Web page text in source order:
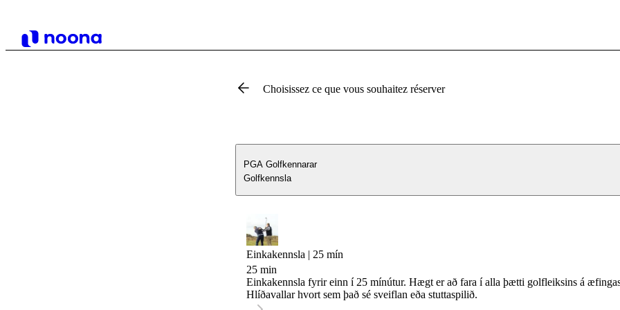
Choisissez ce que vous souhaitez réserver
PGA Golfkennarar
Golfkennsla
Einkakennsla | 25 mín
25 min
Einkakennsla fyrir einn í 25 mínútur. Hægt er að fara í alla þætti golfleiksins á
Hlíðavallar hvort sem það sé sveiflan eða stuttaspilið.